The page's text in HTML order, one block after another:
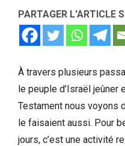
PARTAGER L'ARTICLE
À travers plusieurs
le peuple d’Israël jeûner
Testament nous voyons
le faisaient aussi. Pour
jours, c’est une activité